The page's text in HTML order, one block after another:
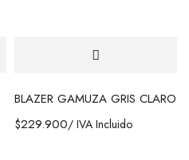
BLAZER GAMUZA GRIS CLARO
$229.900/ IVA Incluido